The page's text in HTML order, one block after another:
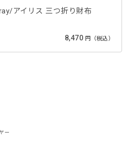
アイリス 三つ折り財布
8,470 円（税込）
ー